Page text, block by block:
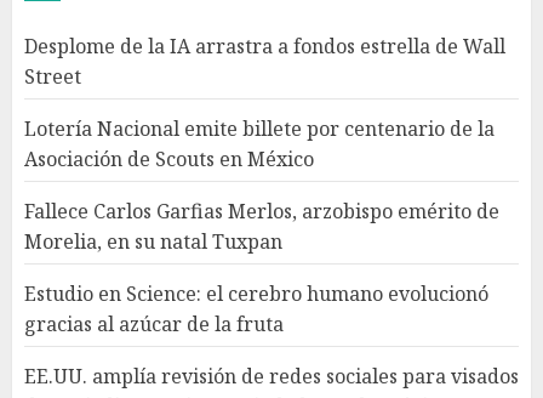
Desplome de la IA arrastra a fondos estrella de Wall
Street
Lotería Nacional emite billete por centenario de la
Asociación de Scouts en México
Fallece Carlos Garfias Merlos, arzobispo emérito de
Morelia, en su natal Tuxpan
Estudio en Science: el cerebro humano evolucionó
gracias al azúcar de la fruta
EE.UU. amplía revisión de redes sociales para visados
4
humano evolucionó gracias al
azúcar de la fruta
AGOSTO 7, 2026
EE.UU. amplía revisión de
redes sociales para visados de
periodistas y ciertos
ciudadanos de México y
Canadá
AGOSTO 7, 2026